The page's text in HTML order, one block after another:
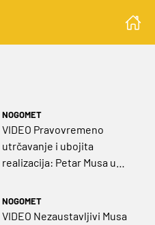
NOGOMET
VIDEO Pravovremeno
utrčavanje i ubojita
realizacija: Petar Musa u
ove sezone!
NOGOMET
VIDEO Nezaustavljivi Musa